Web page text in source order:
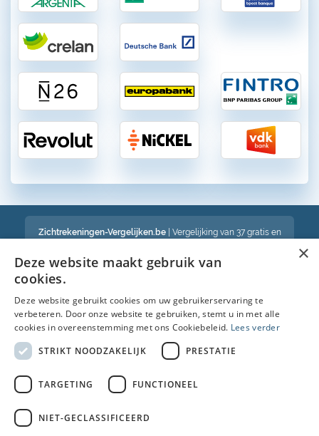
Zichtrekeningen-Vergelijken.be| Vergelijking van 37 gratis en
Een volledig onafhankelijke vergelijking van gratis en betalende
bankrekeningen in België
Bekijk ook :
Spaarrekening
Brandverzekering simulatie
×
Deze website maakt gebruik van
cookies.
Deze website gebruikt cookies om uw gebruikerservaring te
verbeteren. Door onze website te gebruiken, stemt u in met alle
cookies in overeenstemming met ons Cookiebeleid. Lees verder
STRIKT NOODZAKELIJK
PRESTATIE
TARGETING FUNCTIONEEL
NIET-GECLASSIFICEERD